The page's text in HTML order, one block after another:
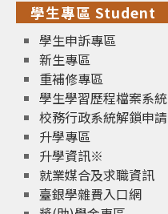
學生專區 Student
學生申訴專區
新生專區
重補修專區
學生學習歷程檔案系統
校務行政系統解鎖申請
升學專區
升學資訊※
就業媒合及求職資訊
臺銀學雜費入口網